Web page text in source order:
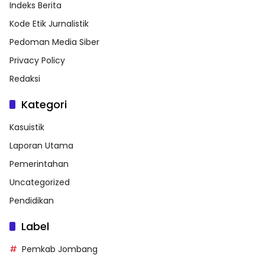
Indeks Berita
Kode Etik Jurnalistik
Pedoman Media Siber
Privacy Policy
Redaksi
Kategori
Kasuistik
Laporan Utama
Pemerintahan
Uncategorized
Pendidikan
Label
Pemkab Jombang